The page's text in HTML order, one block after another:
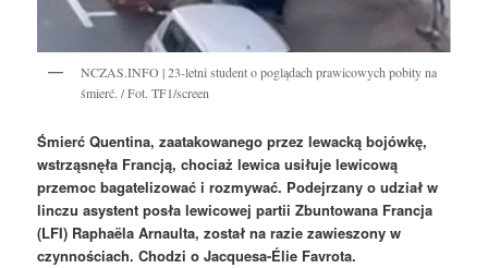
NCZAS.INFO | 23-letni student o poglądach prawicowych pobity na
śmierć. / Fot. TF1/screen
Śmierć Quentina, zaatakowanego przez lewacką bojówkę,
wstrząsnęła Francją, chociaż lewica usiłuje lewicową
przemoc bagatelizować i rozmywać. Podejrzany o udział w
linczu asystent posła lewicowej partii Zbuntowana Francja
(LFI) Raphaëla Arnaulta, został na razie zawieszony w
czynnościach. Chodzi o Jacquesa-Élie Favrota.